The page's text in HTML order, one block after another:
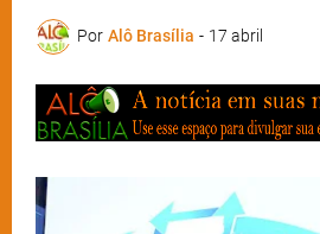
Por Alô Brasília - 17 abril